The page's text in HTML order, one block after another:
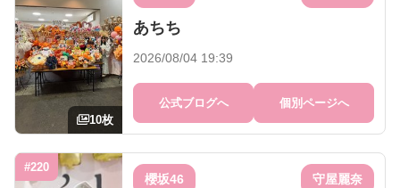
10枚
あちち
2026/08/04 19:39
公式ブログへ 個別ページへ
#220
櫻坂46 守屋麗奈